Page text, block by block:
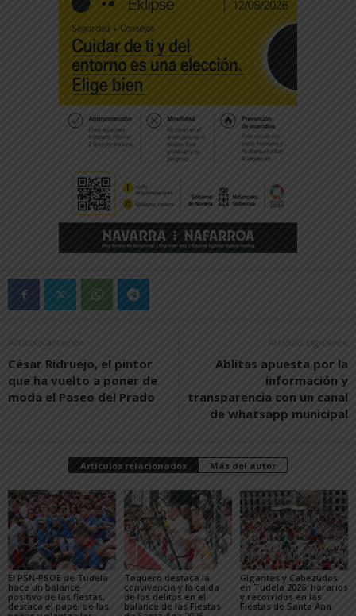
Artículo anterior
César Ridruejo, el pintor
que ha vuelto a poner de
moda el Paseo del Prado
Artículo siguiente
Ablitas apuesta por la
información y
transparencia con un canal
de whatsapp municipal
Artículos relacionados Más del autor
El PSN-PSOE de Tudela
hace un balance
positivo de las fiestas,
destaca el papel de las
Toquero destaca la
convivencia y la caída
de los delitos en el
balance de las Fiestas
Gigantes y Cabezudos
en Tudela 2026: horarios
y recorridos en las
Fiestas de Santa Ana